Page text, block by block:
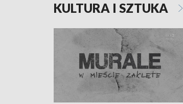
KULTURA I SZTUKA